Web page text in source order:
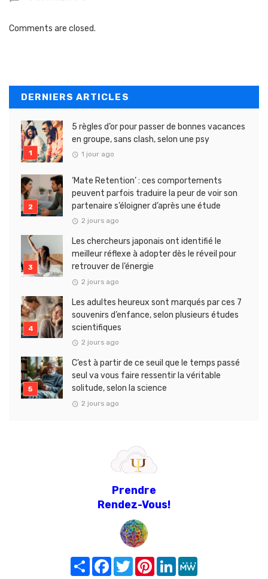
Comments are closed.
DERNIERS ARTICLES
5 règles d’or pour passer de bonnes vacances
en groupe, sans clash, selon une psy
1 jour ago
‘Mate Retention’ : ces comportements
peuvent parfois traduire la peur de voir son
partenaire s’éloigner d’après une étude
2 jours ago
Les chercheurs japonais ont identifié le
meilleur réflexe à adopter dès le réveil pour
retrouver de l’énergie
2 jours ago
Les adultes heureux sont marqués par ces 7
souvenirs d’enfance, selon plusieurs études
scientifiques
2 jours ago
C’est à partir de ce seuil que le temps passé
seul va vous faire ressentir la véritable
solitude, selon la science
2 jours ago
Prendre
Rendez-Vous!
Share FacebookTwitterPinterest
LinkedIn